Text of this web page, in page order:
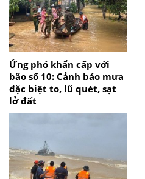
Ứng phó khẩn cấp với
bão số 10: Cảnh báo mưa
đặc biệt to, lũ quét, sạt
lở đất